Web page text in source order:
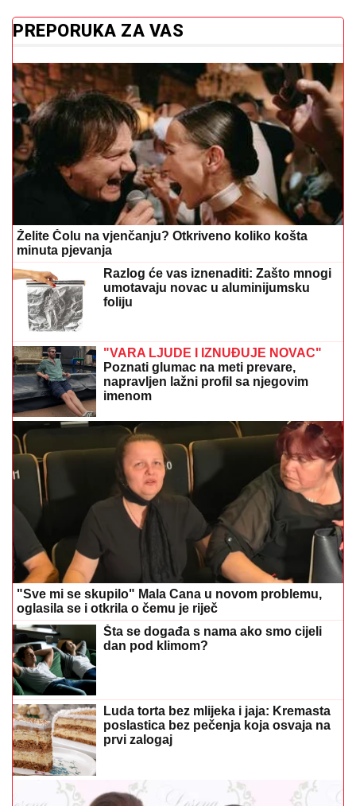
PREPORUKA ZA VAS
Želite Čolu na vjenčanju? Otkriveno koliko košta
minuta pjevanja
Razlog će vas iznenaditi: Zašto mnogi
umotavaju novac u aluminijumsku
foliju
"VARA LJUDE I IZNUĐUJE NOVAC"
Poznati glumac na meti prevare,
napravljen lažni profil sa njegovim
imenom
"Sve mi se skupilo" Mala Cana u novom problemu,
oglasila se i otkrila o čemu je riječ
Šta se događa s nama ako smo cijeli
dan pod klimom?
Luda torta bez mlijeka i jaja: Kremasta
poslastica bez pečenja koja osvaja na
prvi zalogaj